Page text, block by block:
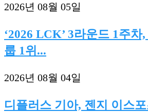
2026년 08월 05일
‘2026 LCK’ 3라운드 1주
룹 1위...
2026년 08월 04일
디플러스 기아, 젠지 이스